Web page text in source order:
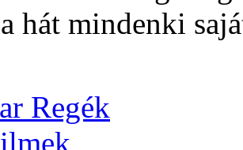
hát mindenki
Regék